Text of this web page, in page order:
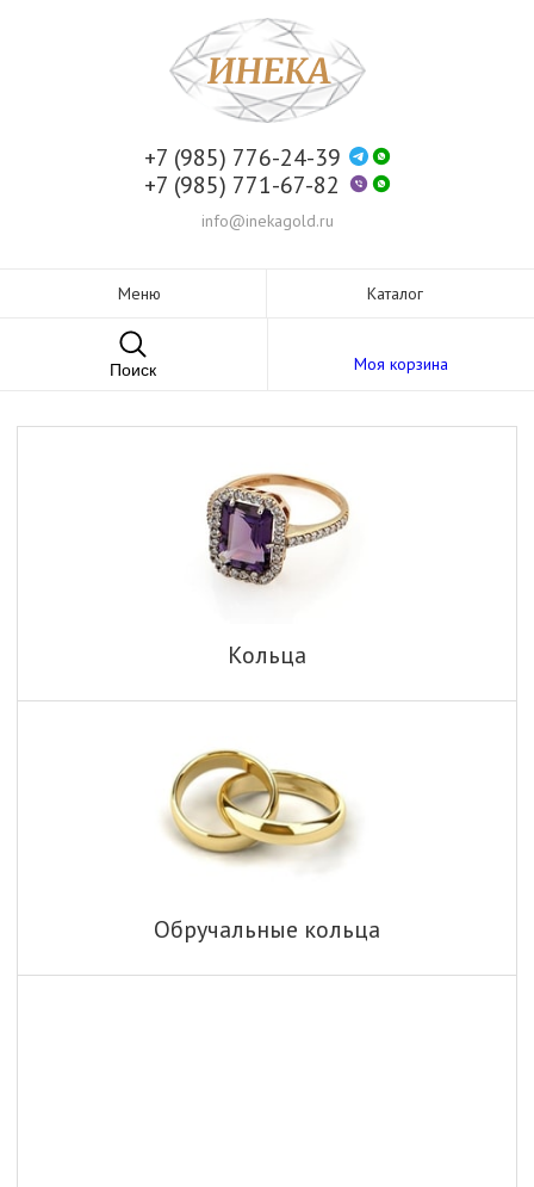
+7 (985) 776-24-39
+7 (985) 771-67-82
info@inekagold.ru
Меню Каталог
Поиск Моя корзина
Кольца
Обручальные кольца